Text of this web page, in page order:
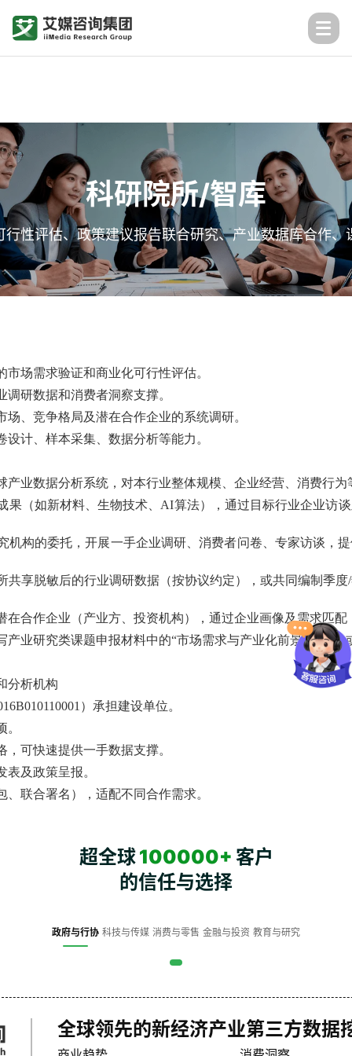
科研院所/智库
行性评估、政策建议报告联合研究、产业数据库合作、
场需求验证和商业化可行性评估。
研数据和消费者洞察支撑。
、竞争格局及潜在合作企业的系统调研。
计、样本采集、数据分析等能力。
业数据分析系统，对本行业整体规模、企业经营、消费行
果（如新材料、生物技术、AI算法），通过目标行业企业访
机构的委托，开展一手企业调研、消费者问卷、专家访谈，
享脱敏后的行业调研数据（按协议约定），或共同编制季
合作企业（产业方、投资机构），通过企业画像及需求匹
业研究类课题申报材料中的“市场需求与产业化前景”部分，
分析机构
）承担建设单位。
可快速提供一手数据支撑。
及政策呈报。
联合署名），适配不同合作需求。
超全球100000+ 客户
的信任与选择
政府与行协 科技与传媒 消费与零售 金融与投资 教育与研究
全球领先的新经济产业第三方数据